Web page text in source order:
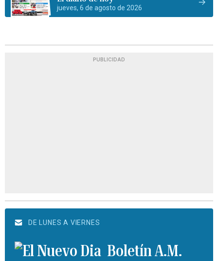
jueves, 6 de agosto de 2026
PUBLICIDAD
DE LUNES A VIERNES
Boletín A.M.